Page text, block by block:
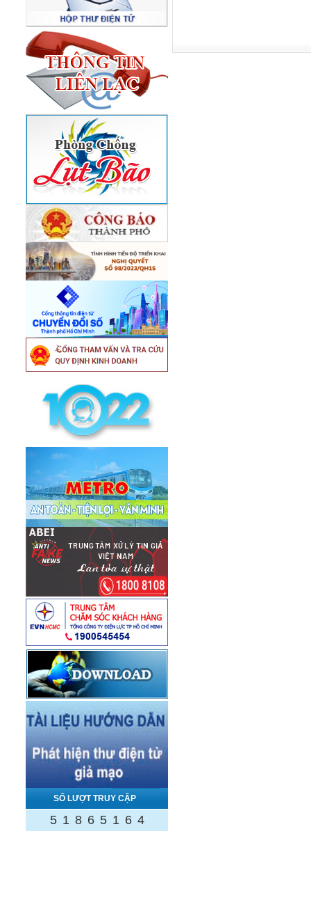
SỐ LƯỢT TRUY CẬP
5 1 8 6 5 1 6 4